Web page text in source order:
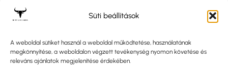
Süti beállítások
A weboldal sütiket használ a weboldal működtetése, használatának
megkönnyítése, a weboldalon végzett tevékenység nyomon követése és
releváns ajánlatok megjelenítése érdekében.